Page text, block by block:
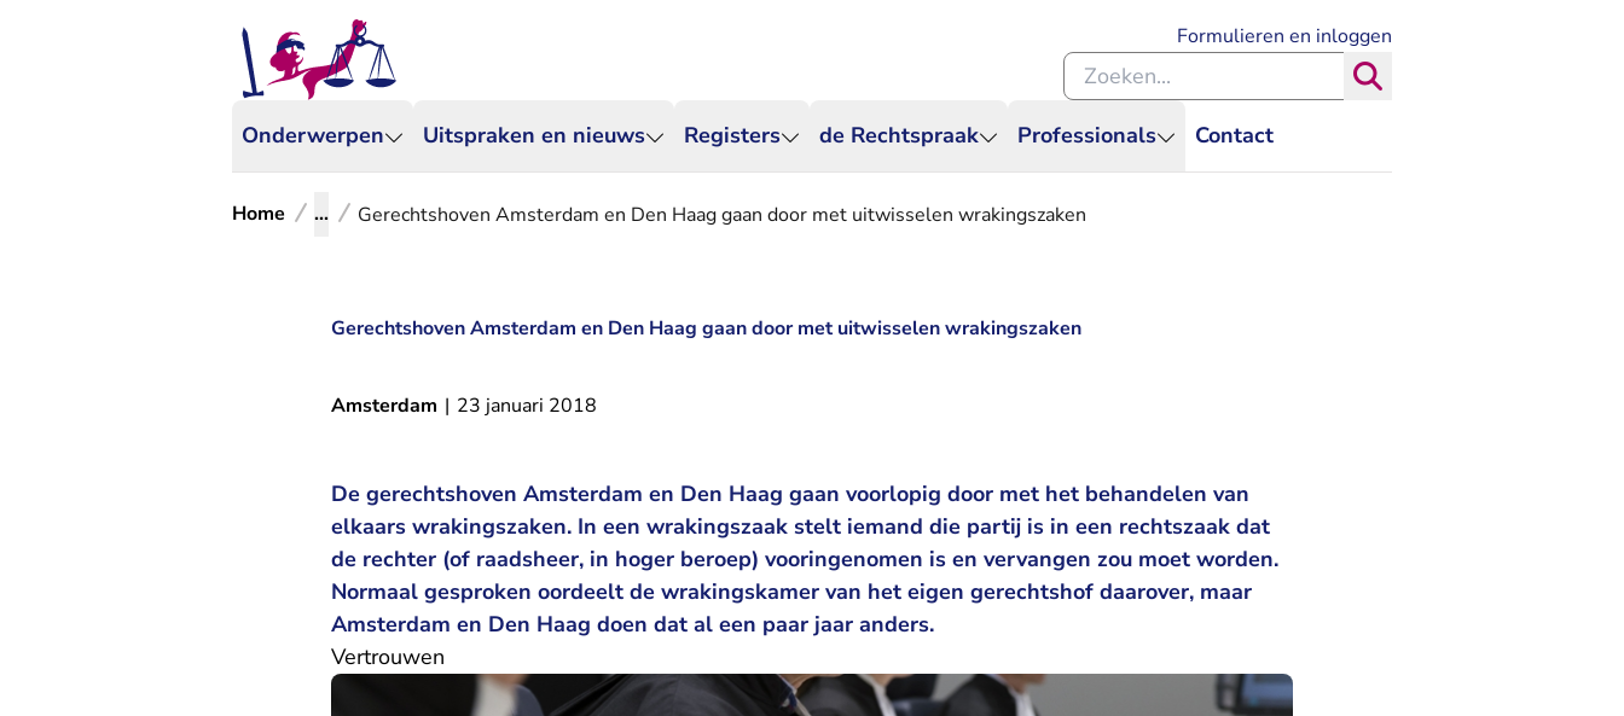
Onderwerpen Uitspraken en nieuws Registers de Rechtspraak Professionals Contact
Formulieren en inloggen
Zoeken binnen de Rechtspraak
Home ... Gerechtshoven Amsterdam en Den Haag gaan door met uitwisselen wrakingszaken
Gerechtshoven Amsterdam en Den Haag gaan door met uitwisselen wrakingszaken
Amsterdam | 23 januari 2018
De gerechtshoven Amsterdam en Den Haag gaan voorlopig door met het behandelen van
elkaars wrakingszaken. In een wrakingszaak stelt iemand die partij is in een rechtszaak dat
de rechter (of raadsheer, in hoger beroep) vooringenomen is en vervangen zou moet worden.
Normaal gesproken oordeelt de wrakingskamer van het eigen gerechtshof daarover, maar
Amsterdam en Den Haag doen dat al een paar jaar anders.
Vertrouwen